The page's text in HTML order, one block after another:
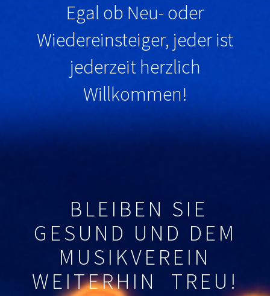
Egal ob Neu- oder
Wiedereinsteiger, jeder ist
jederzeit herzlich
Willkommen!
BLEIBEN SIE
GESUND UND DEM
MUSIKVEREIN
WEITERHIN TREU!